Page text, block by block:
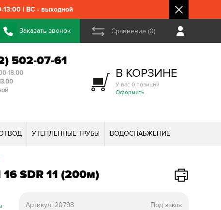
| ВС - выходной
Заказать звонок Сравнение (0)
502-07-61
18.00
В КОРЗИНЕ
У вас 0 позиций
Оформить
УТЕПЛЕННЫЕ ТРУБЫ ВОДОСНАБЖЕНИЕ
SDR 11 (200м)
Под заказ
Артикул:20798